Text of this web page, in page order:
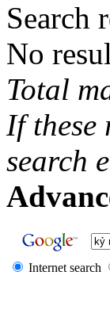
Search
No
Total
If these
search
Internet search